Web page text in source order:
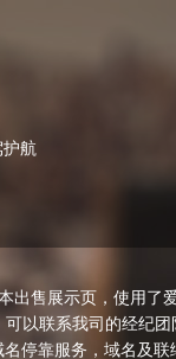
航
售展示页，使用了
以联系我司的经纪团
停靠服务，域名及